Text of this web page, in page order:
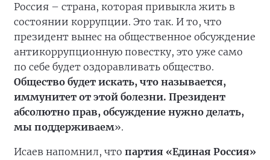
Россия – страна, которая привыкла жить в
состоянии коррупции. Это так. И то, что
президент вынес на общественное обсуждение
антикоррупционную повестку, это уже само
по себе будет оздоравливать общество.
Общество будет искать, что называется,
иммунитет от этой болезни. Президент
абсолютно прав, обсуждение нужно делать,
мы поддерживаем».
Исаев напомнил, что партия «Единая Россия»